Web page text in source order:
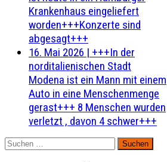
Krankenhaus eingeliefert
worden+++Konzerte sind
abgesagt+++
16. Mai 2026 | +++In der
norditalienischen Stadt
Modena ist ein Mann mit einem
Auto in eine Menschenmenge
gerast+++ 8 Menschen wurden
verletzt , davon 4 schwer+++
Suchen
nach: